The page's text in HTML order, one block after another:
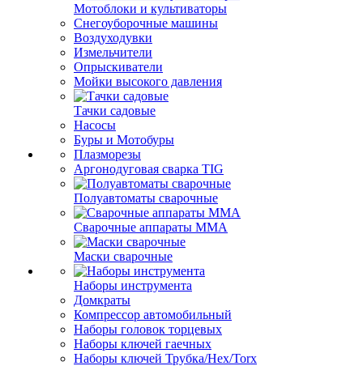
Мотоблоки и культиваторы
Снегоуборочные машины
Воздуходувки
Измельчители
Опрыскиватели
Мойки высокого давления
Тачки садовые
Насосы
Буры и Мотобуры
Плазморезы
Аргонодуговая сварка TIG
Полуавтоматы сварочные
Сварочные аппараты ММА
Маски сварочные
Наборы инструмента
Домкраты
Компрессор автомобильный
Наборы головок торцевых
Наборы ключей гаечных
Наборы ключей Трубка/Hex/Torx